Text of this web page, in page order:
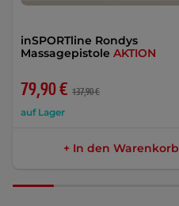
inSPORTline Rondys
Massagepistole AKTION
79,90 € 137,90 €
auf Lager
+ In den Warenkorb